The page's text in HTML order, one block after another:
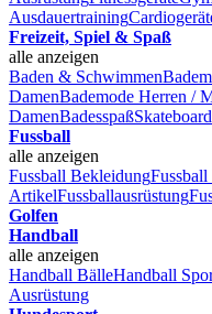
Ausdauertraining
Freizeit, Spiel & Spaß
alle anzeigen
Baden & Schwimmen
DamenBademode Herren /
DamenBadesspaß
Fussball
alle anzeigen
Fussball BekleidungFussball
ArtikelFussballausrüstung
Golfen
Handball
alle anzeigen
Handball BälleHandball
Ausrüstung